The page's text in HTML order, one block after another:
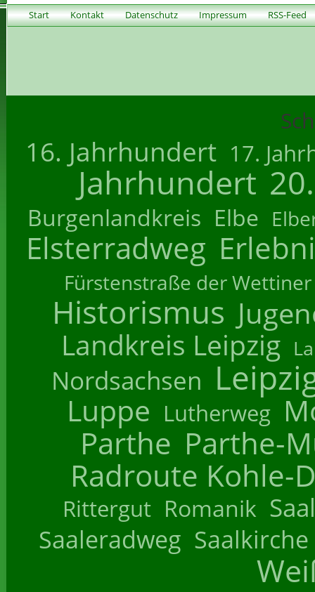
Start Kontakt Datenschutz Impressum RSS-Feed
16. Jahrhundert 17.
Jahrhundert
Burgenlandkreis Elbe
Elsterradweg
Fürstenstraße der Wettiner
Historismus
Landkreis Leipzig
Nordsachsen
Luppe Lutherweg
Parthe Parthe-
Radroute Kohle-
Rittergut Romanik
Saaleradweg Saalkirche